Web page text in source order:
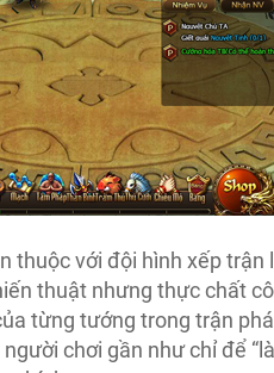
thuộc với đội hình xếp trận
thuật nhưng thực chất
từng tướng trong trận
chơi gần như chỉ để